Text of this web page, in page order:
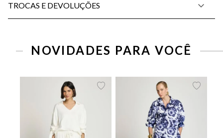
TROCAS E DEVOLUÇÕES
NOVIDADES PARA VOCÊ
G